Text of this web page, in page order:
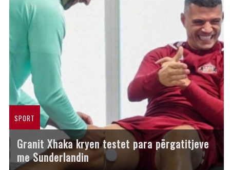
SPORT
Granit Xhaka kryen testet para përgatitjeve
me Sunderlandin